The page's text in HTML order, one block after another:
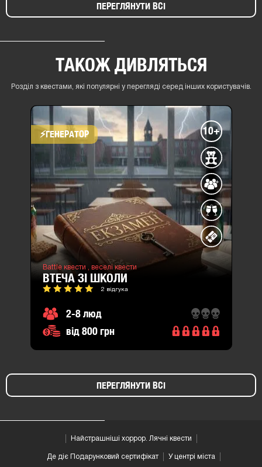
ПЕРЕГЛЯНУТИ ВСІ
ТАКОЖ ДИВЛЯТЬСЯ
Розділ з квестами, які популярні у перегляді серед інших користувачів.
⚡​ГЕНЕРАТОР 10+
Battle квести , веселі квести
ВТЕЧА ЗІ ШКОЛИ
2 відгука
2-8 люд
від 800 грн
ПЕРЕГЛЯНУТИ ВСІ
Найстрашніші хоррор. Лячні квести
Де діє Подарунковий сертифікат У центрі міста